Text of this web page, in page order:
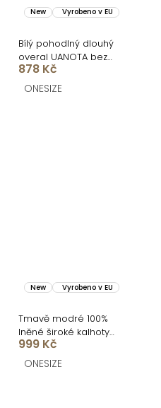
New Vyrobeno v EU
Bílý pohodlný dlouhý
overal UANOTA bez
ramínek
878 Kč
ONESIZE
New Vyrobeno v EU
Tmavě modré 100%
lněné široké kalhoty
BELLINA
999 Kč
ONESIZE